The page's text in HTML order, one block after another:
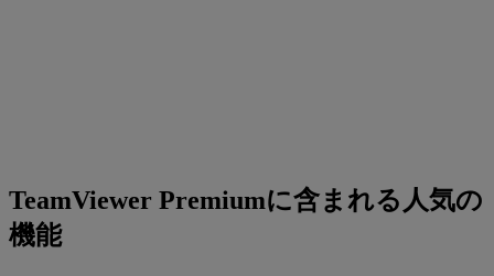
TeamViewer Premiumに含まれる人気の
機能